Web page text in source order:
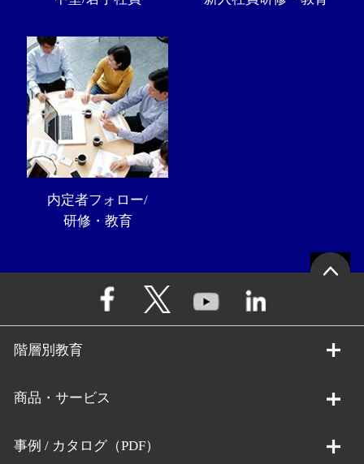
内定者フォロー/
研修・教育
階層別教育
商品・サービス
事例 / カタログ（PDF）